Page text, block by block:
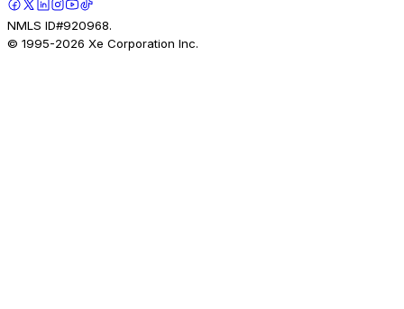
NMLS ID#920968.
© 1995-2026 Xe Corporation Inc.